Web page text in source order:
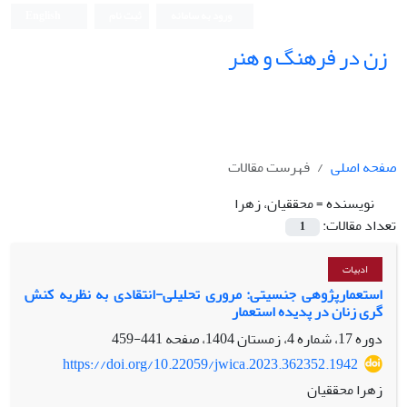
زن در فرهنگ و هنر
صفحه اصلی
فهرست مقالات
نویسنده =محققیان، زهرا
تعداد مقالات:
1
ادبیات
استعمارپژوهی جنسیتی: مروری تحلیلی-انتقادی به نظریه کنش
گری زنان در پدیده استعمار
دوره 17، شماره 4، زمستان 1404، صفحه
441-459
https://doi.org/10.22059/jwica.2023.362352.1942
زهرا محققیان